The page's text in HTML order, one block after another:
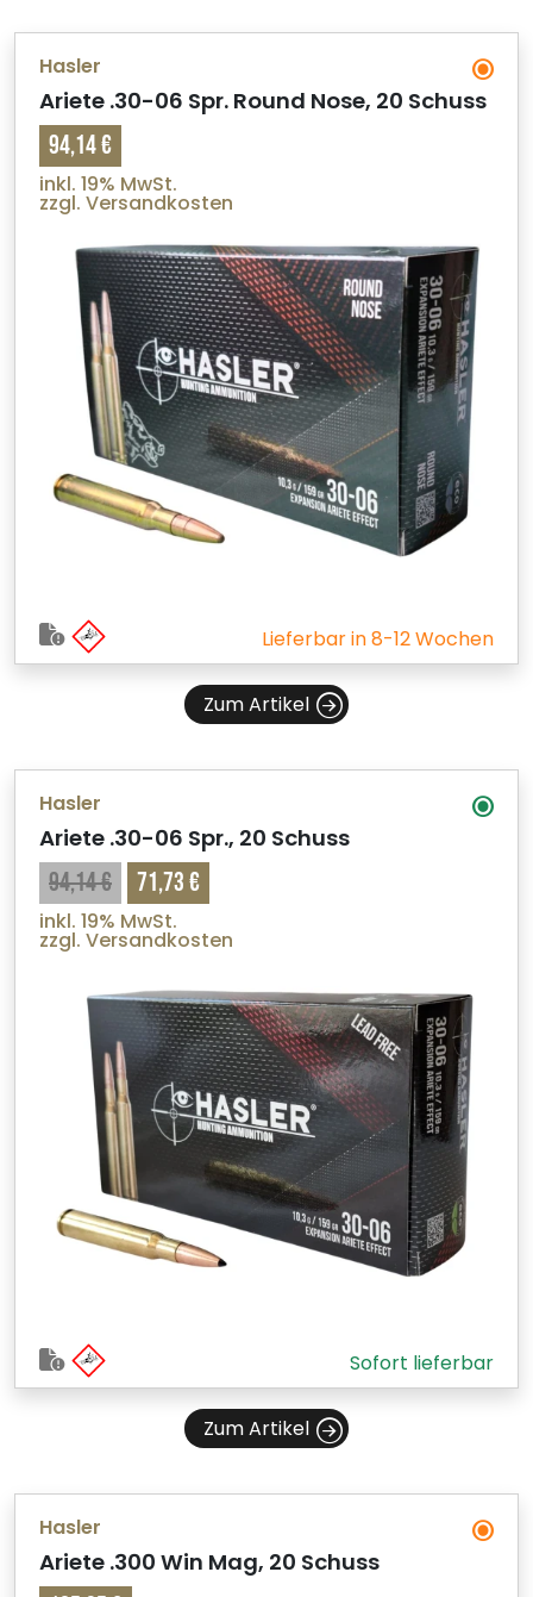
Hasler
Ariete .30-06 Spr. Round Nose, 20 Schuss
94,14 €
inkl. 19% MwSt.
zzgl. Versandkosten
Lieferbar in 8-12 Wochen
Zum Artikel
Hasler
Ariete .30-06 Spr., 20 Schuss
94,14 € 71,73 €
inkl. 19% MwSt.
zzgl. Versandkosten
Sofort lieferbar
Zum Artikel
Hasler
Ariete .300 Win Mag, 20 Schuss